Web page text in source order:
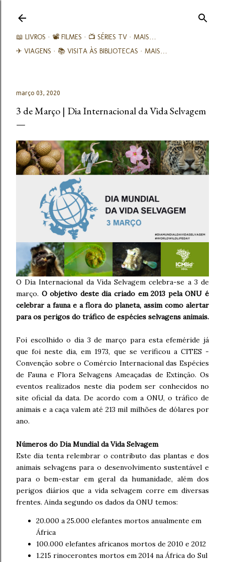
📖 LIVROS 📽️ FILMES 📺 SÉRIES TV
MAIS…
✈ VIAGENS
📚︎ VISITA ÀS BIBLIOTECAS MAIS…
março 03, 2020
3 de Março | Dia Internacional da Vida Selvagem
O Dia Internacional da Vida Selvagem celebra-se a 3 de
março. O objetivo deste dia criado em 2013 pela ONU é
celebrar a fauna e a flora do planeta, assim como alertar
para os perigos do tráfico de espécies selvagens animais.
Foi escolhido o dia 3 de março para esta efeméride já
que foi neste dia, em 1973, que se verificou a CITES -
Convenção sobre o Comércio Internacional das Espécies
de Fauna e Flora Selvagens Ameaçadas de Extinção. Os
eventos realizados neste dia podem ser conhecidos no
site oficial da data. De acordo com a ONU, o tráfico de
animais e a caça valem até 213 mil milhões de dólares por
ano.
Números do Dia Mundial da Vida Selvagem
Este dia tenta relembrar o contributo das plantas e dos
animais selvagens para o desenvolvimento sustentável e
para o bem-estar em geral da humanidade, além dos
perigos diários que a vida selvagem corre em diversas
frentes. Ainda segundo os dados da ONU temos:
20.000 a 25.000 elefantes mortos anualmente em
África
100.000 elefantes africanos mortos de 2010 e 2012
1.215 rinocerontes mortos em 2014 na África do Sul